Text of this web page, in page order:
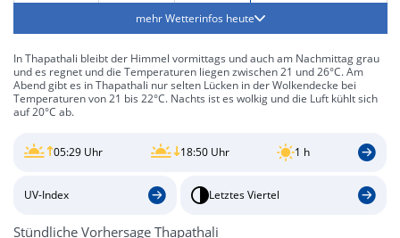
mehr Wetterinfos heute
In Thapathali bleibt der Himmel vormittags und auch am Nachmittag grau
und es regnet und die Temperaturen liegen zwischen 21 und 26°C. Am
Abend gibt es in Thapathali nur selten Lücken in der Wolkendecke bei
Temperaturen von 21 bis 22°C. Nachts ist es wolkig und die Luft kühlt sich
auf 20°C ab.
05:29 Uhr 18:50 Uhr 1 h
UV-Index Letztes Viertel
Stündliche Vorhersage Thapathali